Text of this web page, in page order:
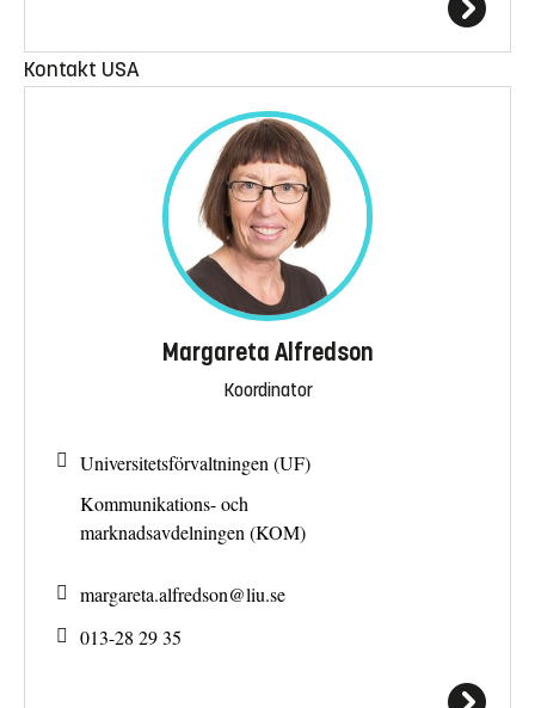
Kontakt USA
Margareta Alfredson
Koordinator
Universitetsförvaltningen (UF)
Kommunikations- och
marknadsavdelningen (KOM)
margareta.alfredson@liu.se
013-28 29 35